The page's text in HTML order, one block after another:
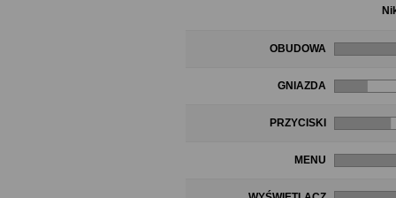
OBUDOWA
GNIAZDA
PRZYCISKI
MENU